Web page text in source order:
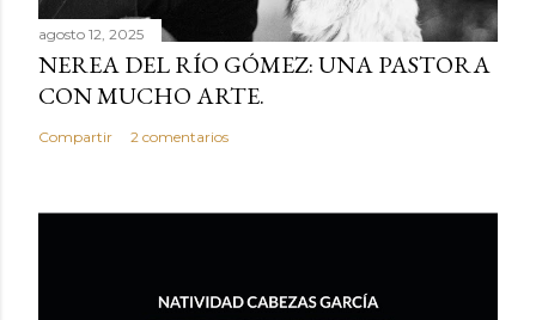
agosto 12, 2025
NEREA DEL RÍO GÓMEZ: UNA PASTORA
CON MUCHO ARTE.
Compartir 2 comentarios